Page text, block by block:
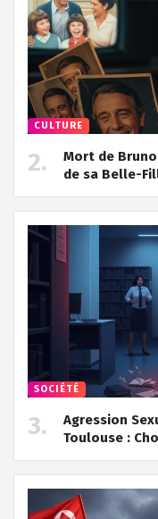
CULTURE
Mort de
de sa Belle-
SOCIÉTÉ
Agression
Toulouse :